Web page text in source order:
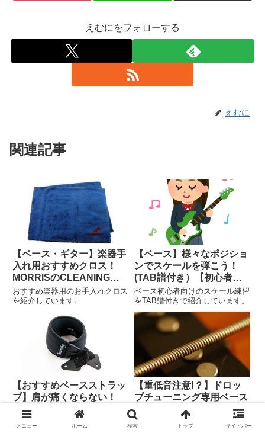
えむにをフォローする
えむに
関連記事
【ベース・ギター】楽器手
入れ用おすすめクロス！
MORRISのCLEANING
CLOTHを紹介します。
おすすめ楽器用のお手入れクロス
を紹介しています。
【ベース】様々なポジショ
ンでスケールを弾こう！
(TAB譜付き）【初心者向
け】
ベース初心者向けのスケール練習
をTAB譜付きで紹介しています。
【おすすめベースストラッ
プ】肩が痛くならない！
SADOWSKYの
NEOSTRAP
長らく愛用しているSADOWSKY
【重低音注意!？】ドロッ
プチューニング専用ベース
弦 DR-DDTシリーズレビ
ュー
DR-DDTシリーズのベース弦のレ
メニュー ホーム 検索 トップ サイドバー